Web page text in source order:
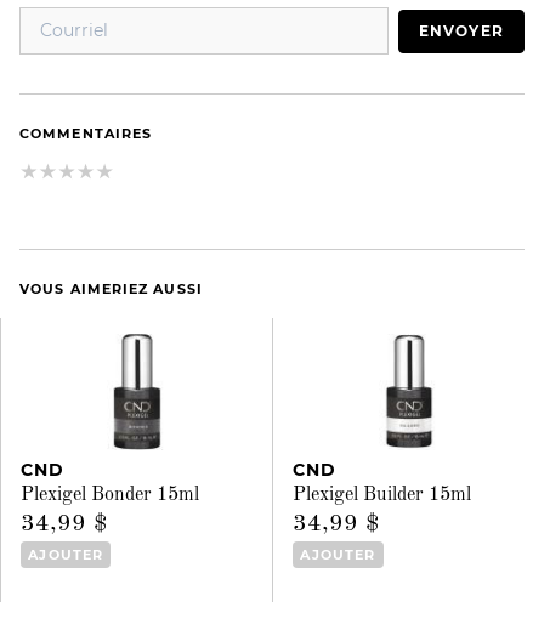
ENVOYER
COMMENTAIRES
VOUS AIMERIEZ AUSSI
CND
Plexigel Bonder 15ml
34,99 $
AJOUTER
CND
Plexigel Builder 15ml
34,99 $
AJOUTER